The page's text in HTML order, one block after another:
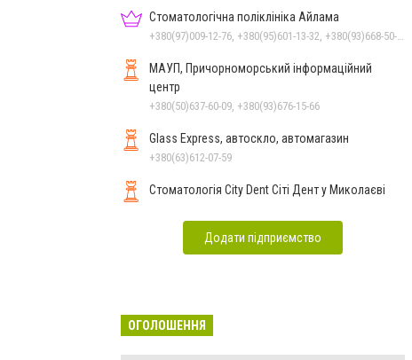
Стоматологічна поліклініка Айлама
МАУП, Причорноморський інформаційний
центр
+380(50)637-60-09, +380(93)676-15-66
Glass Express, автоскло, автомагазин
+380(63)612-07-59
Стоматологія City Dent Сіті Дент у Миколаєві
Додати підприємство
ОГОЛОШЕННЯ